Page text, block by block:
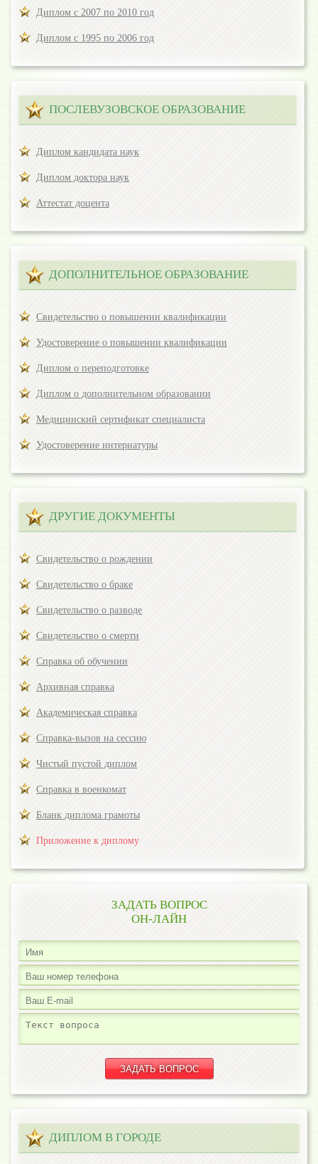
Диплом с 2007 по 2010 год
Диплом с 1995 по 2006 год
ПОСЛЕВУЗОВСКОЕ ОБРАЗОВАНИЕ
Диплом кандидата наук
Диплом доктора наук
Аттестат доцента
ДОПОЛНИТЕЛЬНОЕ ОБРАЗОВАНИЕ
Свидетельство о повышении квалификации
Удостоверение о повышении квалификации
Диплом о переподготовке
Диплом о дополнительном образовании
Медицинский сертификат специалиста
Удостоверение интернатуры
ДРУГИЕ ДОКУМЕНТЫ
Свидетельство о рождении
Свидетельство о браке
Свидетельство о разводе
Свидетельство о смерти
Справка об обучении
Архивная справка
Академическая справка
Справка-вызов на сессию
Чистый пустой диплом
Справка в военкомат
Бланк диплома грамоты
Приложение к диплому
ЗАДАТЬ ВОПРОС
ОН-ЛАЙН
ДИПЛОМ В ГОРОДЕ